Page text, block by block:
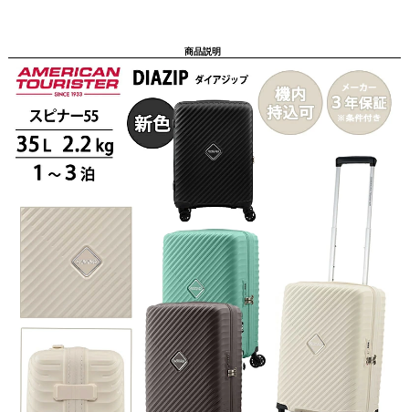
商品説明